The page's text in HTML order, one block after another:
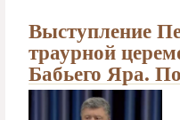
Выступление
траурной
Бабьего Яра.